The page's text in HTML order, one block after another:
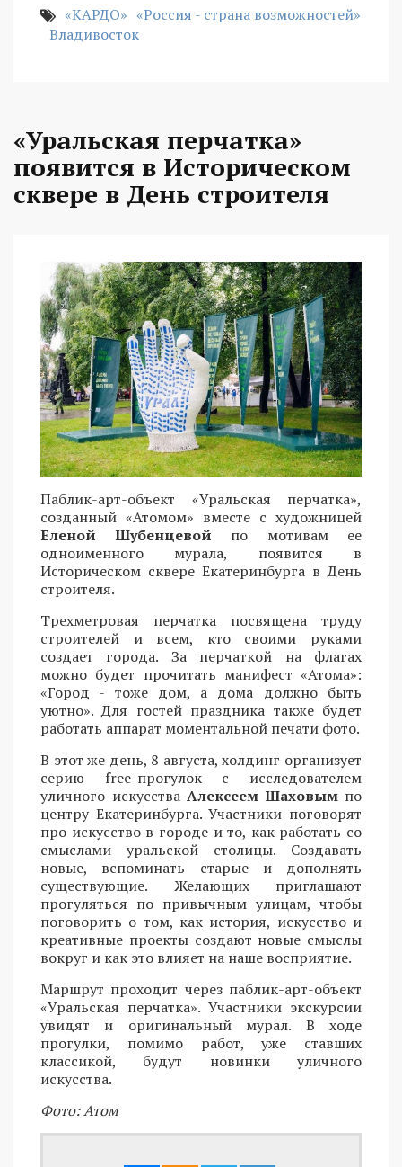
«КАРДО» «Россия - страна возможностей»
Владивосток
«Уральская перчатка»
появится в Историческом
сквере в День строителя
Паблик-арт-объект «Уральская перчатка»,
созданный «Атомом» вместе с художницей
Еленой Шубенцевой по мотивам ее
одноименного мурала, появится в
Историческом сквере Екатеринбурга в День
строителя.
Трехметровая перчатка посвящена труду
строителей и всем, кто своими руками
создает города. За перчаткой на флагах
можно будет прочитать манифест «Атома»:
«Город - тоже дом, а дома должно быть
уютно». Для гостей праздника также будет
работать аппарат моментальной печати фото.
В этот же день, 8 августа, холдинг организует
серию free-прогулок с исследователем
уличного искусства Алексеем Шаховым по
центру Екатеринбурга. Участники поговорят
про искусство в городе и то, как работать со
смыслами уральской столицы. Создавать
новые, вспоминать старые и дополнять
существующие. Желающих приглашают
прогуляться по привычным улицам, чтобы
поговорить о том, как история, искусство и
креативные проекты создают новые смыслы
вокруг и как это влияет на наше восприятие.
Маршрут проходит через паблик-арт-объект
«Уральская перчатка». Участники экскурсии
увидят и оригинальный мурал. В ходе
прогулки, помимо работ, уже ставших
классикой, будут новинки уличного
искусства.
Фото: Атом